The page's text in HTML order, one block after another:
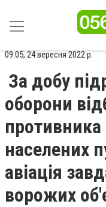
09:05, 24 вересня 2022 р.
За добу
оборони
противника
населених
авіація
ворожих